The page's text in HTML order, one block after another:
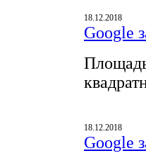
18.12.2018
Google
18.12.2018
Google